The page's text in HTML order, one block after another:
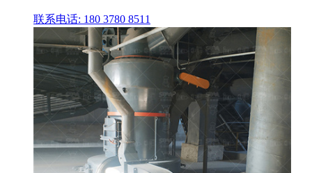
联系电话: 180 3780 8511